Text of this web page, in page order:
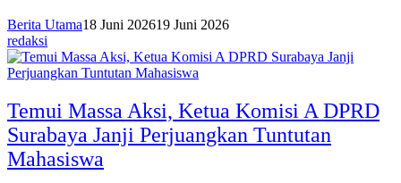
Berita Utama18 Juni 202619 Juni 2026
redaksi
Temui Massa Aksi, Ketua Komisi A DPRD
Surabaya Janji Perjuangkan Tuntutan
Mahasiswa